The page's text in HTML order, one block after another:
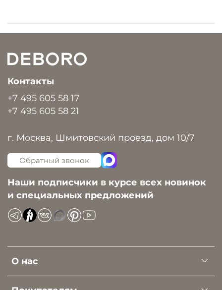
О нас
Контакты
+7 495 605 58 17
+7 495 605 58 21
г. Москва, Шмитовский проезд, дом 10/7
Обратный звонок
Наши подписчики в курсе всех новинок
и специальных предложений